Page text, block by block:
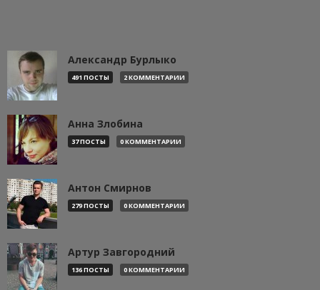
Александр Бурлыко
491 ПОСТЫ 2 КОММЕНТАРИИ
Анна Злобина
37 ПОСТЫ 0 КОММЕНТАРИИ
Антон Смирнов
279 ПОСТЫ 0 КОММЕНТАРИИ
Артур Завгородний
136 ПОСТЫ 0 КОММЕНТАРИИ